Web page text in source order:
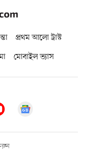
প্রথম আলো ট্রাস্ট
মোবাইল ভ্যাস